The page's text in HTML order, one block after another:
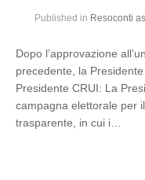
Published in Resoconti
Dopo l’approvazione
precedente, la
Presidente CRUI: La
campagna elettorale per
trasparente, in cui i…